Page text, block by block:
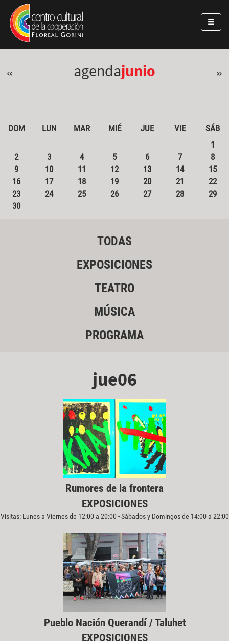
Pasar al contenido principal
Jump to main content
« agendajunio »
DOM LUN MAR MIÉ JUE VIE
SÁB
1
2
3 4 5 6 7
8
9
10 11 12 13 14
15
16
17 18 19 20 21
22
23
24 25 26 27 28
29
30
TODAS
EXPOSICIONES
TEATRO
MÚSICA
PROGRAMA
jue06
Rumores de la frontera
EXPOSICIONES
Visitas: Lunes a Viernes de 12:00 a 20:00 - Sábados y Domingos de 14:00 a 22:00
Pueblo Nación Querandí / Taluhet
EXPOSICIONES